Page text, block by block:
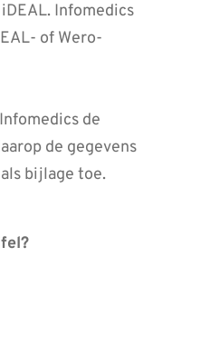
Infomedics
of Wero-
de
de gegevens
bijlage toe.